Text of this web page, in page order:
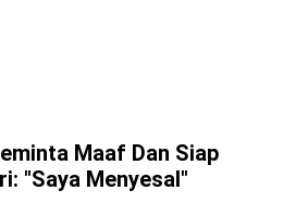
Maaf Dan Siap
"Saya Menyesal"